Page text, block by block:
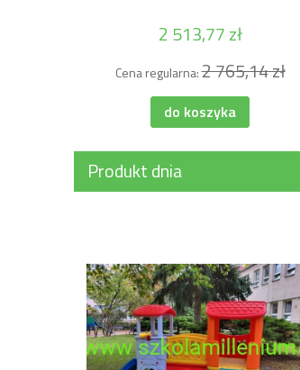
2 513,77 zł
Cena regularna:2 765,14 zł
do koszyka
Produkt dnia